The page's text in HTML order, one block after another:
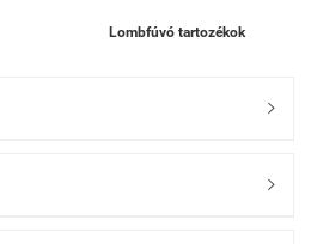
Lombfúvó tartozékok

